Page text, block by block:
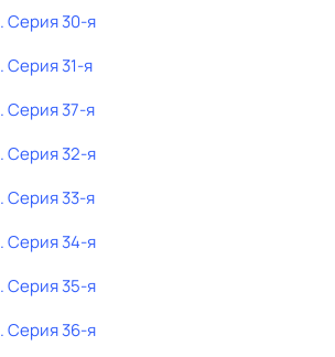
. Серия 30-я
. Серия 31-я
. Серия 37-я
. Серия 32-я
. Серия 33-я
. Серия 34-я
. Серия 35-я
. Серия 36-я